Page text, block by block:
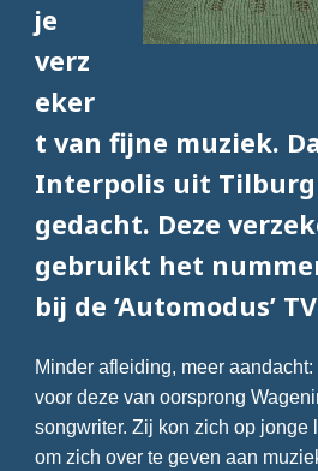
je
verz
eker
t van fijne muziek.
Interpolis uit Tilburg
gedacht. Deze
gebruikt het
bij de ‘Automodus’
Minder afleiding, meer
voor deze van oorsprong
songwriter. Zij kon zich op jonge
om zich over te geven aan